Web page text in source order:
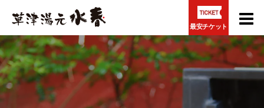
最安チケット